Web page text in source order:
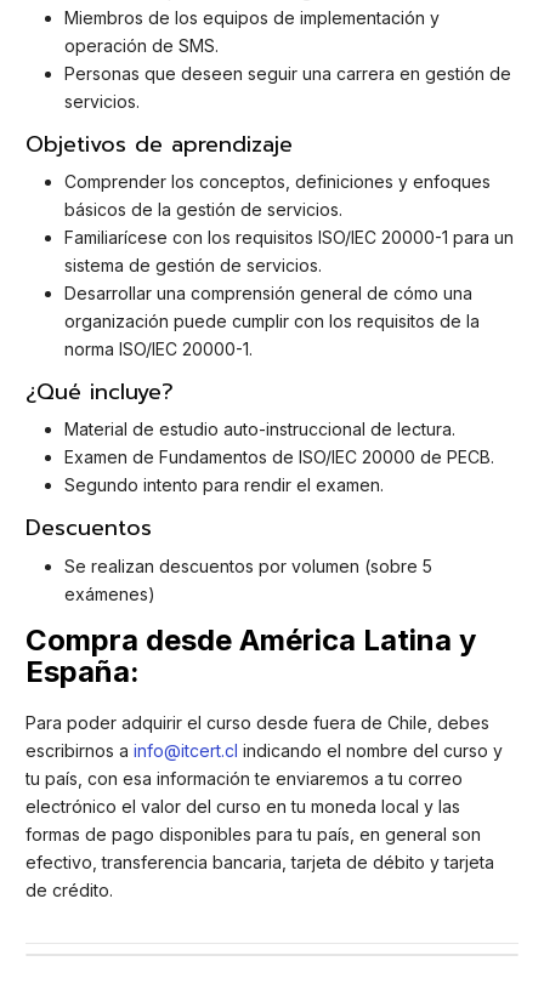
Miembros de los equipos de implementación y
operación de SMS.
Personas que deseen seguir una carrera en gestión de
servicios.
Objetivos de aprendizaje
Comprender los conceptos, definiciones y enfoques
básicos de la gestión de servicios.
Familiarícese con los requisitos ISO/IEC 20000-1 para un
sistema de gestión de servicios.
Desarrollar una comprensión general de cómo una
organización puede cumplir con los requisitos de la
norma ISO/IEC 20000-1.
¿Qué incluye?
Material de estudio auto-instruccional de lectura.
Examen de Fundamentos de ISO/IEC 20000 de PECB.
Segundo intento para rendir el examen.
Descuentos
Se realizan descuentos por volumen (sobre 5
exámenes)
Compra desde América Latina y
España:
Para poder adquirir el curso desde fuera de Chile, debes
escribirnos a info@itcert.cl indicando el nombre del curso y
tu país, con esa información te enviaremos a tu correo
electrónico el valor del curso en tu moneda local y las
formas de pago disponibles para tu país, en general son
efectivo, transferencia bancaria, tarjeta de débito y tarjeta
de crédito.